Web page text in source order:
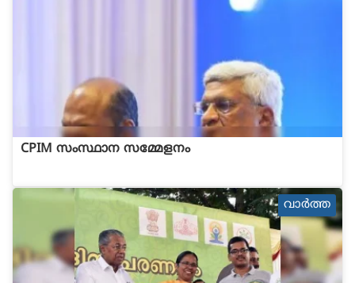
CPIM സംസ്ഥാന സമ്മേളനം
വാര്‍ത്ത